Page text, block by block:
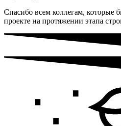
Спасибо всем коллегам, которые
проекте на протяжении этапа